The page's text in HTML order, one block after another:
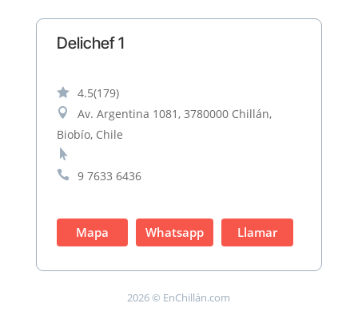
Delichef 1
 4.5(179)

Av. Argentina 1081, 3780000 Chillán,
Biobío, Chile


9 7633 6436
Mapa Whatsapp Llamar
2026 © EnChillán.com